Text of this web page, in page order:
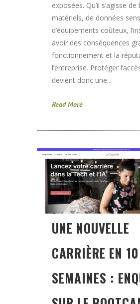
exposées. Qu’il s’agisse de
matériels, de données
d’équipements coûteux,
avoir des conséquences
fonctionnement et la
l’entreprise. Protéger
devient donc une...
Read More
UNE NOUVELLE
CARRIÈRE EN 10
SEMAINES :